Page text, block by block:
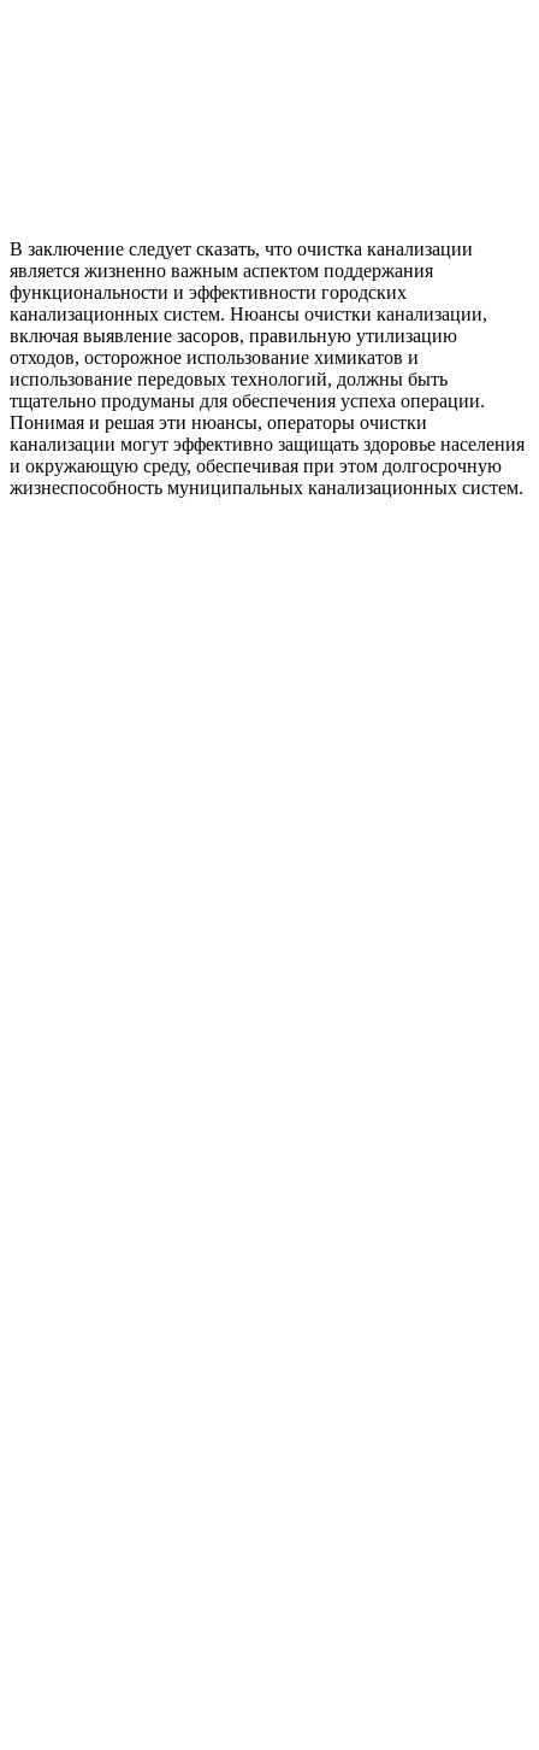
В заключение следует сказать, что очистка канализации
является жизненно важным аспектом поддержания
функциональности и эффективности городских
канализационных систем. Нюансы очистки канализации,
включая выявление засоров, правильную утилизацию
отходов, осторожное использование химикатов и
использование передовых технологий, должны быть
тщательно продуманы для обеспечения успеха операции.
Понимая и решая эти нюансы, операторы очистки
канализации могут эффективно защищать здоровье населения
и окружающую среду, обеспечивая при этом долгосрочную
жизнеспособность муниципальных канализационных систем.